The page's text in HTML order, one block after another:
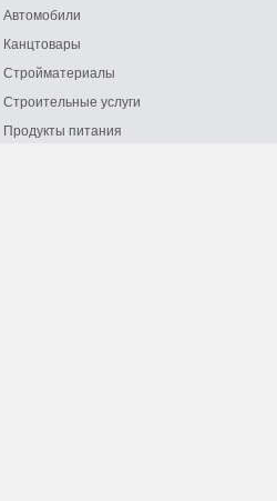
Автомобили
Канцтовары
Стройматериалы
Строительные услуги
Продукты питания